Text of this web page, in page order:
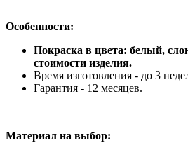
Особенности:
Покраска в цвета: белый,
стоимости изделия.
Время изготовления - до 3
Гарантия - 12 месяцев.
Материал на выбор: